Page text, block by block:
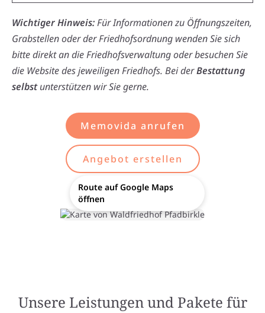
Wichtiger Hinweis:Für Informationen zu Öffnungszeiten,
Grabstellen oder der Friedhofsordnung wenden Sie sich
bitte direkt an die Friedhofsverwaltung oder besuchen Sie
die Website des jeweiligen Friedhofs. Bei derBestattung
selbstunterstützen wir Sie gerne.
Memovida anrufen
Angebot erstellen
Route auf Google Maps
öffnen
Unsere Leistungen und Pakete für